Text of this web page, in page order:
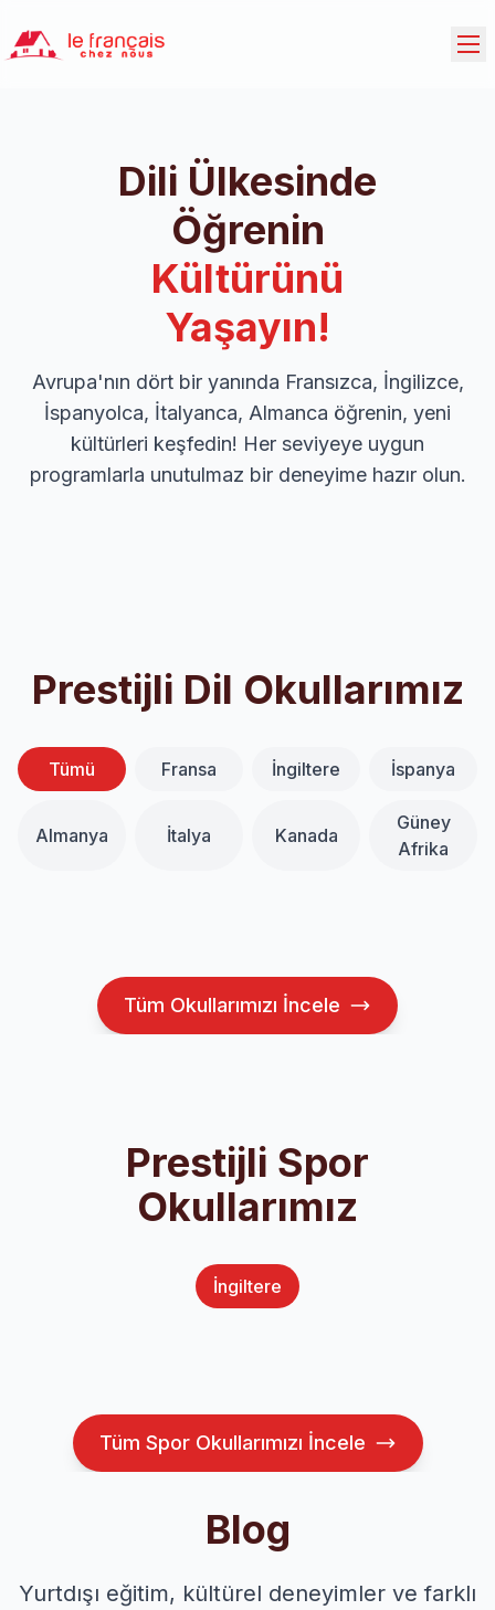
Dili Ülkesinde
Öğrenin
Kültürünü
Yaşayın!
Avrupa'nın dört bir yanında Fransızca, İngilizce,
İspanyolca, İtalyanca, Almanca öğrenin, yeni
kültürleri keşfedin! Her seviyeye uygun
programlarla unutulmaz bir deneyime hazır olun.
Prestijli Dil Okullarımız
Tümü Fransa İngiltere İspanya
Almanya İtalya Kanada
Güney
Afrika
Antibes
Tüm Okullarımızı İncele
Prestijli Spor
Okullarımız
İngiltere
Academy
Exsportise + Arsenal FC
Academy
Nike + Chelsea Football Club
Tüm Spor Okullarımızı İncele
Blog
Yurtdışı eğitim, kültürel deneyimler ve farklı